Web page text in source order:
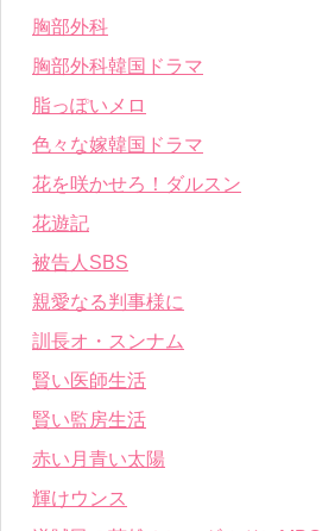
胸部外科
胸部外科韓国ドラマ
脂っぽいメロ
色々な嫁韓国ドラマ
花を咲かせろ！ダルスン
花遊記
被告人SBS
親愛なる判事様に
訓長オ・スンナム
賢い医師生活
賢い監房生活
赤い月青い太陽
輝けウンス